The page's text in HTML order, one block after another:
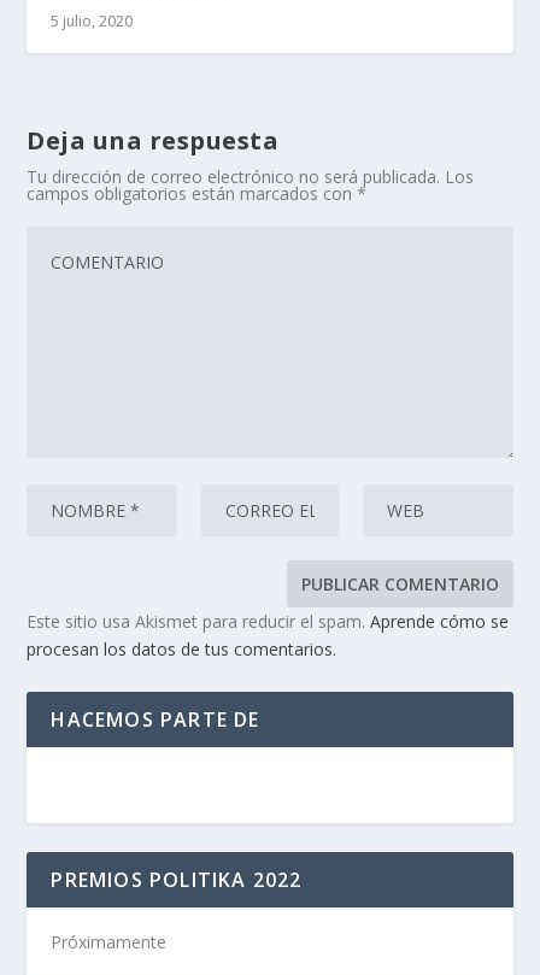
5 julio, 2020
Deja una respuesta
Tu dirección de correo electrónico no será publicada. Los
campos obligatorios están marcados con*
Este sitio usa Akismet para reducir el spam.Aprende cómo se
procesan los datos de tus comentarios.
HACEMOS PARTE DE
PREMIOS POLITIKA 2022
Próximamente